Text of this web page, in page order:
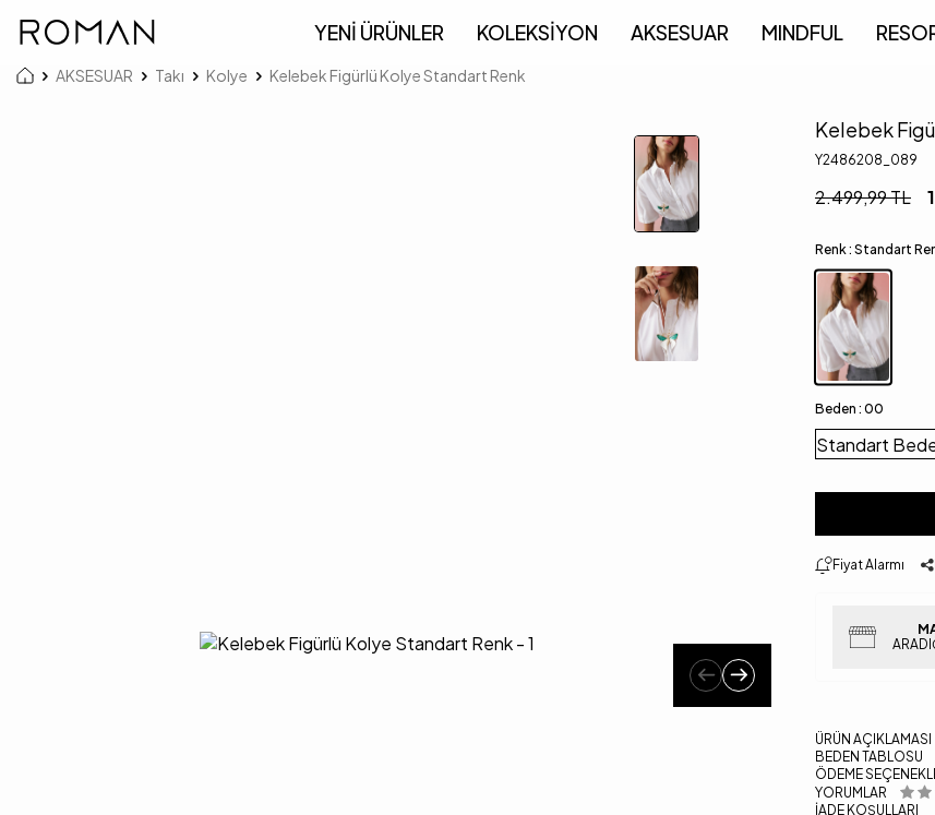
YENİ ÜRÜNLER KOLEKSİYON AKSESUAR MINDFUL
AKSESUAR Takı Kolye Kelebek Figürlü Kolye Standart Renk
Kelebek
Y2486208_089
2.499,99TL
Renk : Standart
Beden : 00
Standart
Fiyat Alarmı
ÜRÜN AÇIKLAMASI
BEDEN TABLOSU
ÖDEME
YORUMLAR
İADE KOŞULLARI